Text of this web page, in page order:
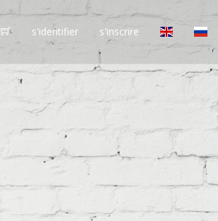
s'identifier s'inscrire